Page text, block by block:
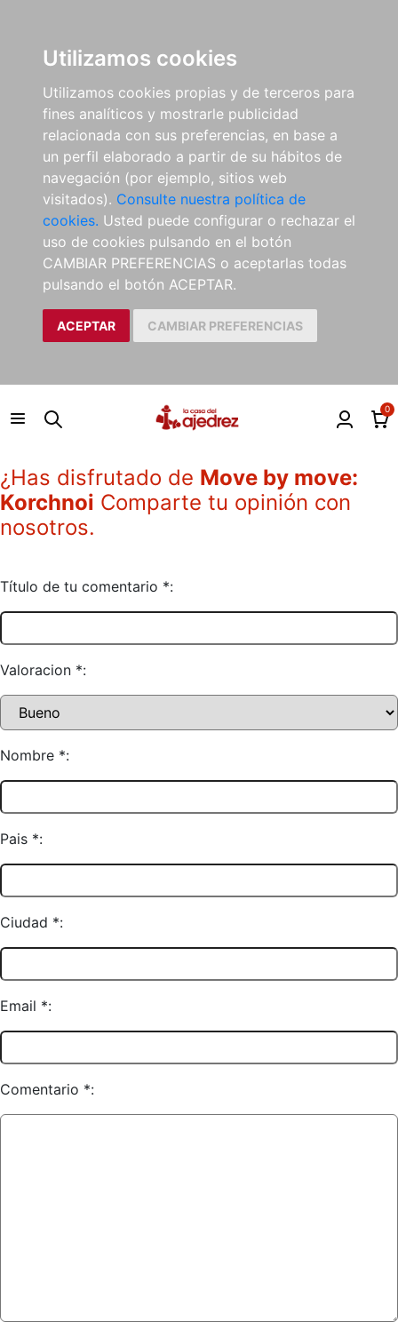
Utilizamos cookies
Utilizamos cookies propias y de terceros para
fines analíticos y mostrarle publicidad
relacionada con sus preferencias, en base a
un perfil elaborado a partir de su hábitos de
navegación (por ejemplo, sitios web
visitados). Consulte nuestra política de
cookies. Usted puede configurar o rechazar el
uso de cookies pulsando en el botón
CAMBIAR PREFERENCIAS o aceptarlas todas
pulsando el botón ACEPTAR.
ACEPTAR CAMBIAR PREFERENCIAS
0
¿Has disfrutado de Move by move:
Korchnoi Comparte tu opinión con
nosotros.
Título de tu comentario *:
Valoracion *:
Nombre *:
Pais *:
Ciudad *:
Email *:
Comentario *: